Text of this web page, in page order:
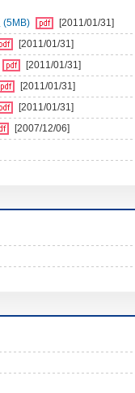
(5MB)
[2011/01/31]
[2011/01/31]
[2011/01/31]
[2011/01/31]
[2011/01/31]
[2007/12/06]